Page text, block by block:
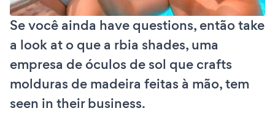
Se você ainda have questions, então take
a look at o que a rbia shades, uma
empresa de óculos de sol que crafts
molduras de madeira feitas à mão, tem
seen in their business.